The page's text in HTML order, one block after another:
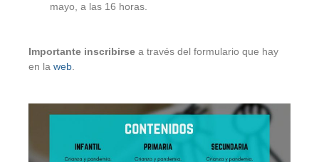
mayo, a las 16 horas.
Importante inscribirse a través del formulario que hay
en la web